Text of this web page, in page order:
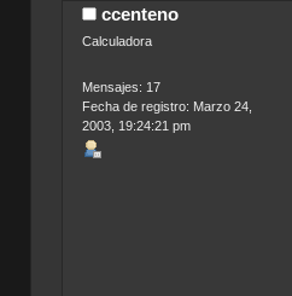
ccenteno
Calculadora
Mensajes: 17
Fecha de registro: Marzo 24,
2003, 19:24:21 pm